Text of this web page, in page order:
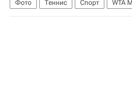
Фото Теннис Спорт WTA